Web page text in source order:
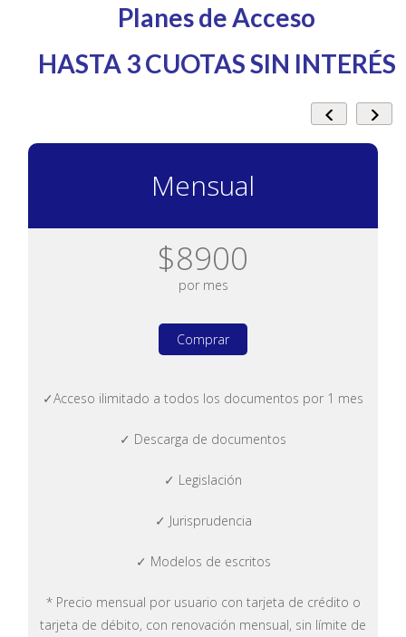
Planes de Acceso
HASTA 3 CUOTAS SIN INTERÉS
Mensual
$8900
por mes
Comprar
✓Acceso ilimitado a todos los documentos por 1 mes
✓ Descarga de documentos
✓ Legislación
✓ Jurisprudencia
✓ Modelos de escritos
* Precio mensual por usuario con tarjeta de crédito o
tarjeta de débito, con renovación mensual, sin límite de